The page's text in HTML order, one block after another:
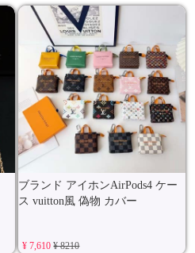
ブランド アイホンAirPods4 ケー
ス vuitton風 偽物 カバー
¥ 7,610¥ 8210